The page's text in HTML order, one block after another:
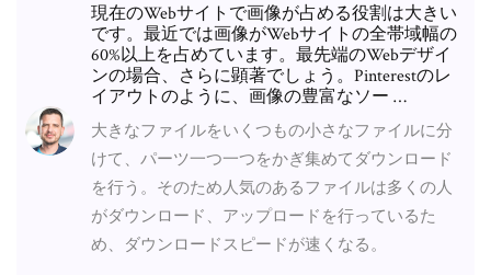
現在のWebサイトで画像が占める役割は大きい
です。最近では画像がWebサイトの全帯域幅の
60%以上を占めています。最先端のWebデザイ
ンの場合、さらに顕著でしょう。Pinterestのレ
イアウトのように、画像の豊富なソー …
大きなファイルをいくつもの小さなファイルに分
けて、パーツ一つ一つをかぎ集めてダウンロード
を行う。そのため人気のあるファイルは多くの人
がダウンロード、アップロードを行っているた
め、ダウンロードスピードが速くなる。